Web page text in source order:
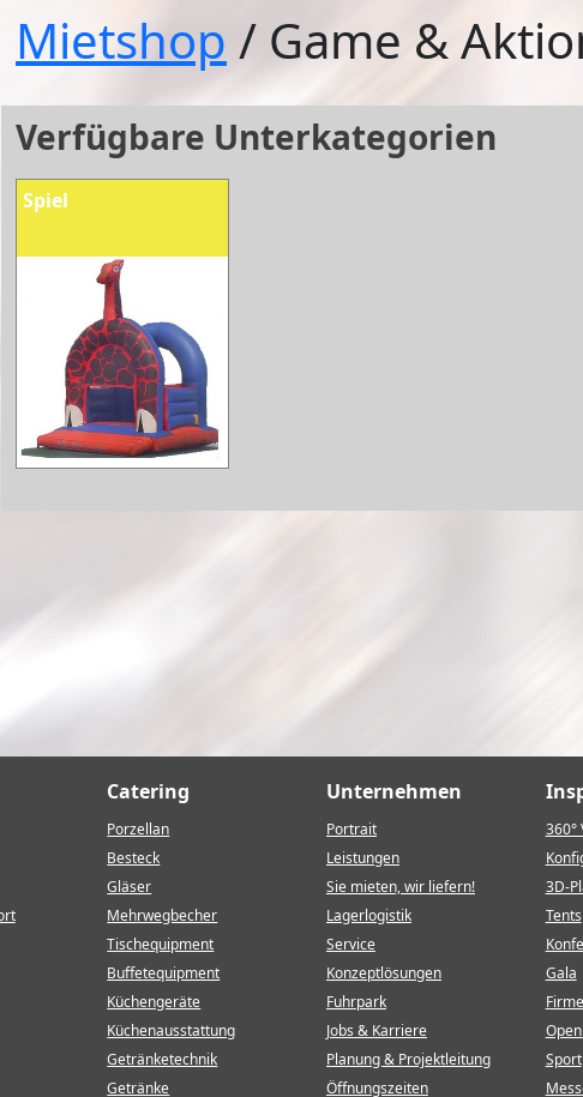
Mietshop / Game &
Verfügbare Unterkategorien
Spiel
Catering
Porzellan
Besteck
Gläser
Mehrwegbecher
Tischequipment
Buffetequipment
Küchengeräte
Küchenausstattung
Getränketechnik
Getränke
Unternehmen
Portrait
Leistungen
Sie mieten, wir liefern!
Lagerlogistik
Service
Konzeptlösungen
Fuhrpark
Jobs & Karriere
Planung & Projektleitung
Öffnungszeiten
360°
3D-
Tents
Gala
Sport